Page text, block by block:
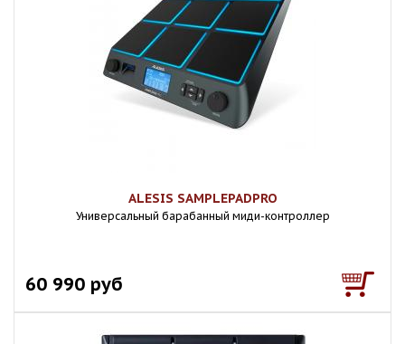
ALESIS SAMPLEPADPRO
Универсальный барабанный миди-контроллер
60 990 руб